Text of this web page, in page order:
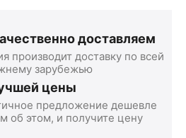
доставляем
производит доставку по всей
зарубежью
цены
предложение дешевле
об этом, и получите цену